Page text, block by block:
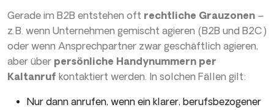
Gerade im B2B entstehen oft rechtliche Grauzonen –
z. B. wenn Unternehmen gemischt agieren (B2B und B2C)
oder wenn Ansprechpartner zwar geschäftlich agieren,
aber über persönliche Handynummern per
Kaltanruf kontaktiert werden. In solchen Fällen gilt:
Nur dann anrufen, wenn ein klarer, berufsbezogener